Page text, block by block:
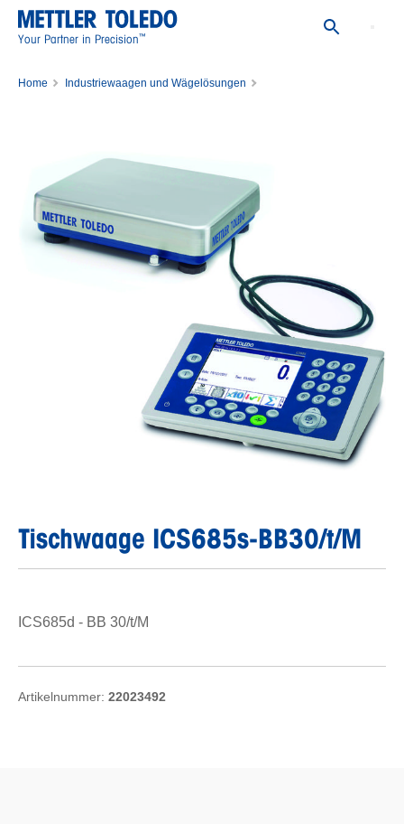
Your Partner in Precision™
Home
Industriewaagen und Wägelösungen
Tischwaage ICS685s-BB30/t/M
ICS685d - BB 30/t/M
Artikelnummer: 22023492